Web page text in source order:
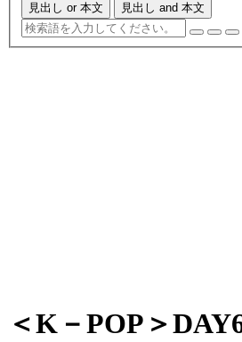
見出し or 本文 見出し and 本文
＜K－POP＞